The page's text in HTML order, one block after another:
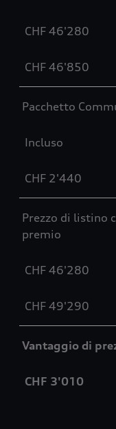
CHF 46'280
CHF 46'850
Pacchetto
Incluso
CHF 2'440
Prezzo di listino
premio
CHF 46'280
CHF 49'290
Vantaggio di
CHF 3'010